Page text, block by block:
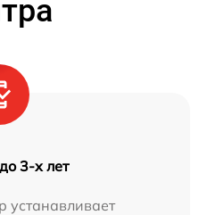
3-х лет
устанавливает